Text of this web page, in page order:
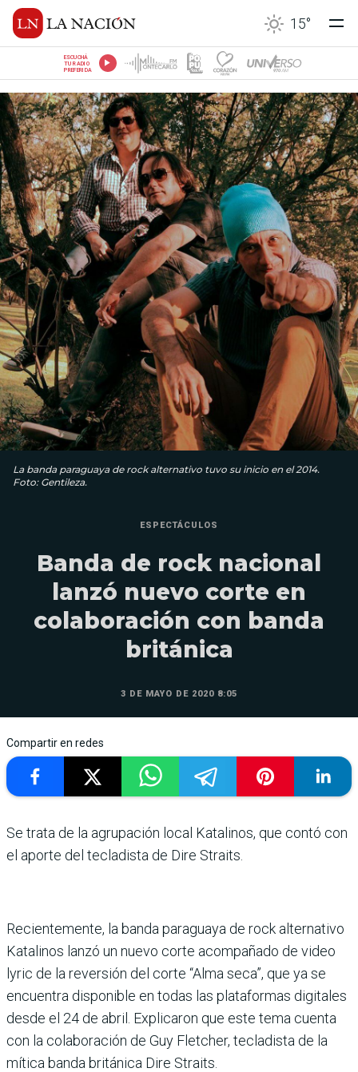
15°
ESCUCHÁ
TU RADIO
PREFERIDA
La banda paraguaya de rock alternativo tuvo su inicio en el 2014.
Foto: Gentileza.
ESPECTÁCULOS
Banda de rock nacional
lanzó nuevo corte en
colaboración con banda
británica
3 DE MAYO DE 2020 8:05
Compartir en redes
Se trata de la agrupación local Katalinos, que contó con
el aporte del tecladista de Dire Straits.
Recientemente, la banda paraguaya de rock alternativo
Katalinos lanzó un nuevo corte acompañado de video
lyric de la reversión del corte “Alma seca”, que ya se
encuentra disponible en todas las plataformas digitales
desde el 24 de abril. Explicaron que este tema cuenta
con la colaboración de Guy Fletcher, tecladista de la
mítica banda británica Dire Straits.